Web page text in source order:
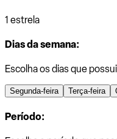
1 estrela
Dias da semana:
Escolha os dias que
Segunda-feira Terça-feira
Período: